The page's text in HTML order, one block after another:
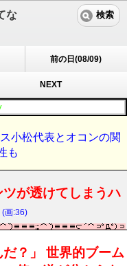
な
検索
前の日(08/09)
NEXT
小松代表とオコンの関
も
が透けてしまうハ
(画:36)
？」 世界的ブーム